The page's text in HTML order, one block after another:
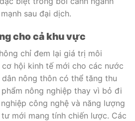
sau đại dịch.
cho cả khu vực
chỉ đem lại giá trị môi
hội kinh tế mới cho các nước
nông thôn có thể tăng thu
nông nghiệp thay vì bỏ đi
công nghệ và năng lượng
mới mang tính chiến lược. Các